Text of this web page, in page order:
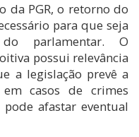
da PGR, o retorno do
para que seja
parlamentar. O
possui relevância
a legislação prevê a
casos de crimes
afastar eventual